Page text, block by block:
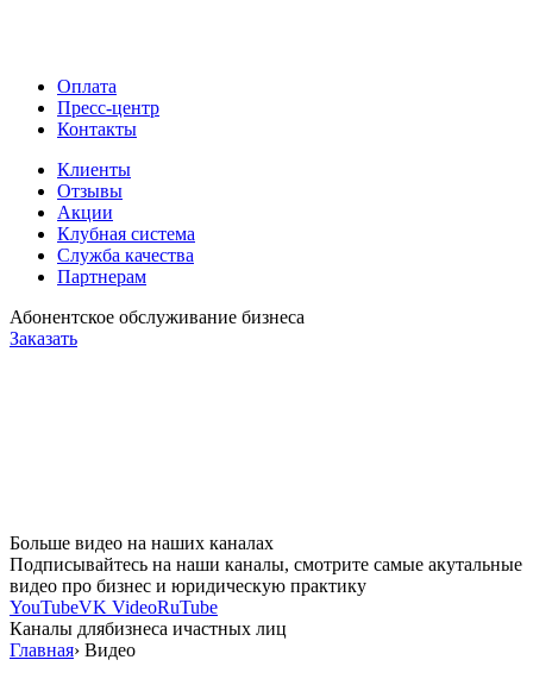
Оплата
Пресс-центр
Контакты
Клиенты
Отзывы
Акции
Клубная система
Служба качества
Партнерам
Абонентское обслуживание бизнеса
Заказать
Больше видео на наших каналах
Подписывайтесь на наши каналы, смотрите самые акутальные
видео про бизнес и юридическую практику
YouTubeVK VideoRuTube
Каналы длябизнеса ичастных лиц
Главная› Видео